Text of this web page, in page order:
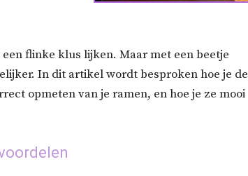
flinke klus lijken. Maar met een beetje
In dit artikel wordt besproken hoe je de
opmeten van je ramen, en hoe je ze mooi